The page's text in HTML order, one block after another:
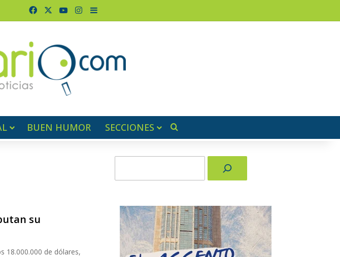
FacebookYouTubeInstagram
Barra lateral
BUEN HUMOR SECCIONES
su
18.000.000 de dólares,